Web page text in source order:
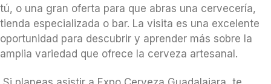
tú, o una gran oferta para que abras una cervecería,
tienda especializada o bar. La visita es una excelente
oportunidad para descubrir y aprender más sobre la
amplia variedad que ofrece la cerveza artesanal.